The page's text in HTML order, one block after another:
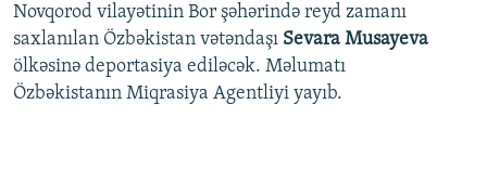
Novqorod vilayətinin Bor şəhərində reyd zamanı
saxlanılan Özbəkistan vətəndaşı Sevara Musayeva
ölkəsinə deportasiya ediləcək. Məlumatı
Özbəkistanın Miqrasiya Agentliyi yayıb.